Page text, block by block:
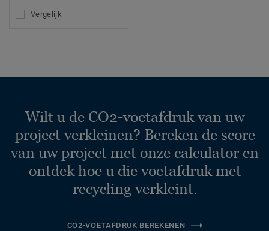
Vergelijk
Wilt u de CO2-voetafdruk van uw
project verkleinen? Bereken de score
van uw project met onze calculator en
ontdek hoe u die voetafdruk met
recycling verkleint.
CO2-VOETAFDRUK BEREKENEN